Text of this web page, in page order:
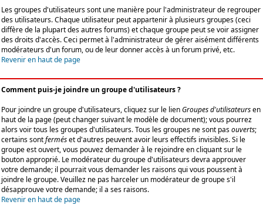
Les groupes d'utilisateurs sont une manière pour l'administrateur de regrouper
des utilisateurs. Chaque utilisateur peut appartenir à plusieurs groupes (ceci
diffère de la plupart des autres forums) et chaque groupe peut se voir assigner
des droits d'accès. Ceci permet à l'administrateur de gérer aisément différents
modérateurs d'un forum, ou de leur donner accès à un forum privé, etc.
Revenir en haut de page
Comment puis-je joindre un groupe d'utilisateurs ?
Pour joindre un groupe d'utilisateurs, cliquez sur le lienGroupes d'utilisateursen
haut de la page (peut changer suivant le modèle de document); vous pourrez
alors voir tous les groupes d'utilisateurs. Tous les groupes ne sont pasouverts;
certains sontferméset d'autres peuvent avoir leurs effectifs invisibles. Si le
groupe est ouvert, vous pouvez demander à le rejoindre en cliquant sur le
bouton approprié. Le modérateur du groupe d'utilisateurs devra approuver
votre demande; il pourrait vous demander les raisons qui vous poussent à
joindre le groupe. Veuillez ne pas harceler un modérateur de groupe s'il
désapprouve votre demande; il a ses raisons.
Revenir en haut de page